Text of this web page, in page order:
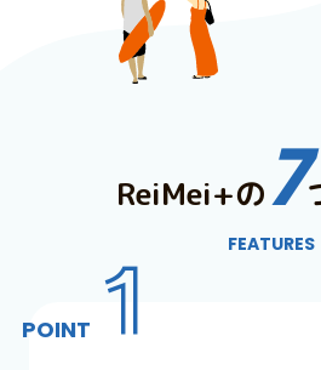
ReiMei+の7
FEATURES
POINT 1